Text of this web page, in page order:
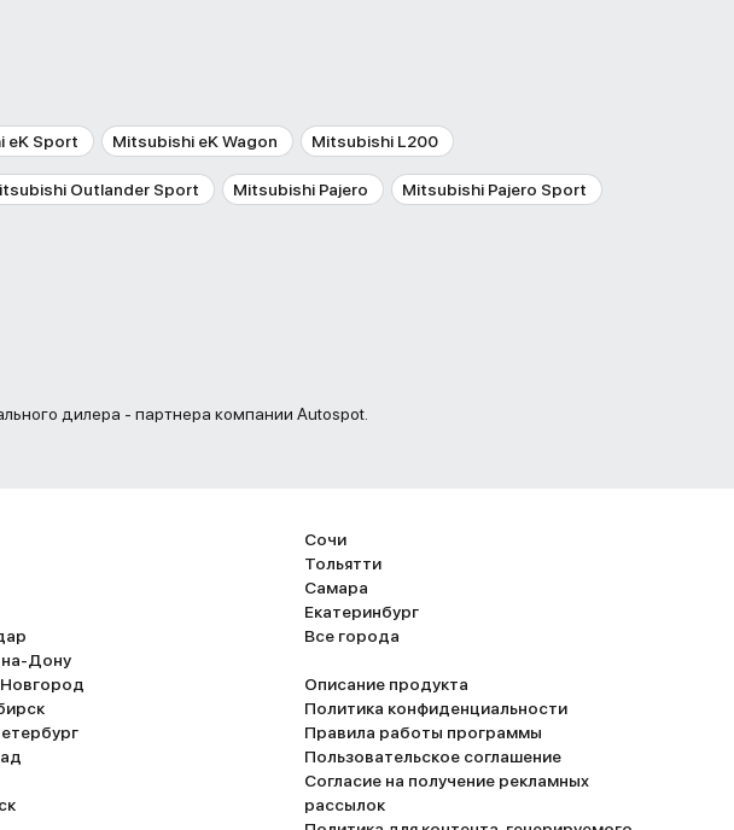
eK Sport Mitsubishi eK Wagon Mitsubishi L200
Outlander Sport Mitsubishi Pajero Mitsubishi Pajero Sport
дилера - партнера компании Autospot.
Дону
Сочи
Тольятти
Самара
Екатеринбург
Все города
Описание продукта
Политика конфиденциальности
Правила работы программы
Пользовательское соглашение
Согласие на получение рекламных
рассылок